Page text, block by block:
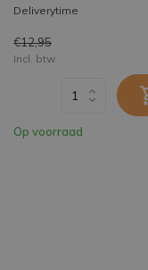
Deliverytime
€12,95
Incl. btw
Op voorraad